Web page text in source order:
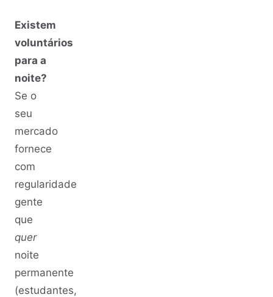
Existem
voluntários
para a
noite?
Se o
seu
mercado
fornece
com
regularidade
gente
que
quer
noite
permanente
(estudantes,